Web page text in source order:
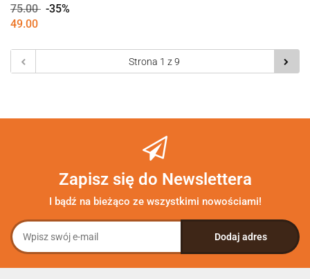
75.00 -35%
49.00
Zapisz się do Newslettera
I bądź na bieżąco ze wszystkimi nowościami!